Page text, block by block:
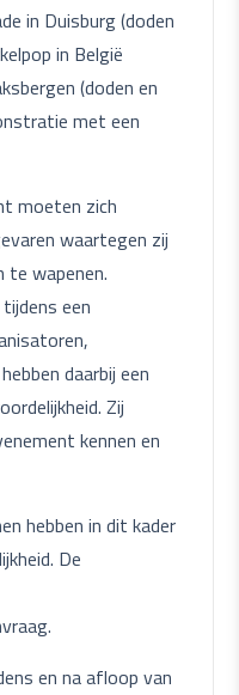
in Duisburg (doden
in België
(doden en
met een
moeten zich
waartegen zij
wapenen.
een
daarbij een
Zij
kennen en
hebben in dit kader
De
en na afloop van